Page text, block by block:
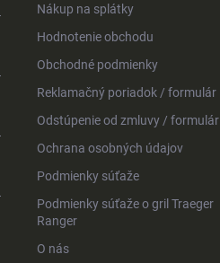
Nákup na splátky
Hodnotenie obchodu
Obchodné podmienky
Reklamačný poriadok / formulár
Odstúpenie od zmluvy / formulár
Ochrana osobných údajov
Podmienky súťaže
Podmienky súťaže o gril Traeger
Ranger
O nás